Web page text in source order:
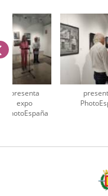
presenta
expo
PhotoEspaña
anterior